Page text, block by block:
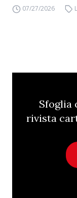
07/27/2026
Sfoglia
rivista